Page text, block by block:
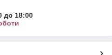
до 18:00